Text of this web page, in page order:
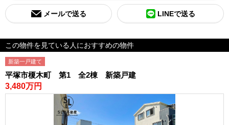
メールで送る LINEで送る
この物件を見ている人におすすめの物件
新築一戸建て
平塚市榎木町 第1 全2棟 新築戸建
3,480万円